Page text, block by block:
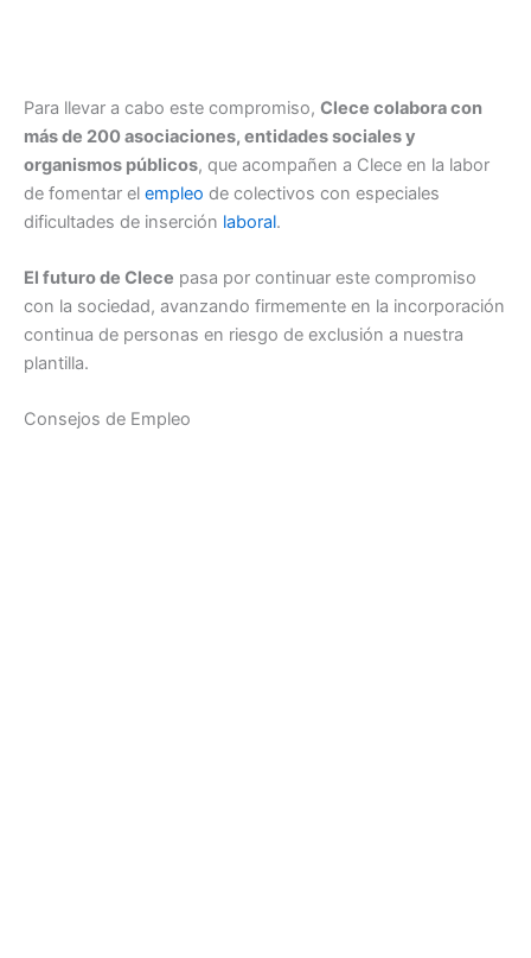
Para llevar a cabo este compromiso, Clece colabora con
más de 200 asociaciones, entidades sociales y
organismos públicos, que acompañen a Clece en la labor
de fomentar el empleo de colectivos con especiales
dificultades de inserción laboral.
El futuro de Clece pasa por continuar este compromiso
con la sociedad, avanzando firmemente en la incorporación
continua de personas en riesgo de exclusión a nuestra
plantilla.
Consejos de Empleo